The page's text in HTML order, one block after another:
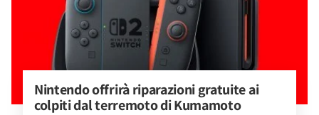
Nintendo offrirà riparazioni gratuite ai
colpiti dal terremoto di Kumamoto